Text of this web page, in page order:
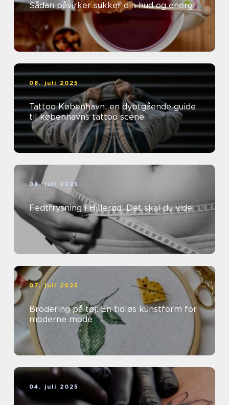
Sådan påvirker sukker din hud og energi
08. juli 2025
Tattoo København: en dybtgående guide
til københavns tattoo scene
08. juli 2025
Fedtfrysning i Hillerød: Det skal du vide
07. juli 2025
Brodering på tøj: En tidløs kunstform for
moderne mode
04. juli 2025